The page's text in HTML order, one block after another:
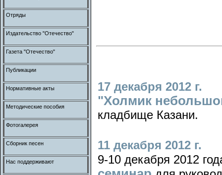
17 декабря 2012 г.
"Холмик
кладбище Казани.
11 декабря 2012 г.
9-10 декабря 2012
Отряды
Издательство "Отечество"
Газета "Отечество"
Публикации
Нормативные акты
Методические пособия
Фотогалерея
Сборник песен
Нас поддерживают